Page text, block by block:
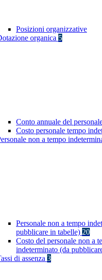
Posizioni organizzative
organica 5
Conto annuale del
Costo personale tempo
non a tempo
Personale non a tempo
pubblicare in tabelle) 20
Costo del personale non a
indeterminato (da
di assenza 3